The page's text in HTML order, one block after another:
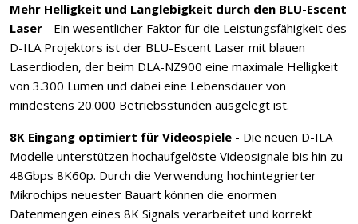
Mehr Helligkeit und Langlebigkeit durch den BLU-Escent
Laser - Ein wesentlicher Faktor für die Leistungsfähigkeit des
D-ILA Projektors ist der BLU-Escent Laser mit blauen
Laserdioden, der beim DLA-NZ900 eine maximale Helligkeit
von 3.300 Lumen und dabei eine Lebensdauer von
mindestens 20.000 Betriebsstunden ausgelegt ist.
8K Eingang optimiert für Videospiele - Die neuen D-ILA
Modelle unterstützen hochaufgelöste Videosignale bis hin zu
48Gbps 8K60p. Durch die Verwendung hochintegrierter
Mikrochips neuester Bauart können die enormen
Datenmengen eines 8K Signals verarbeitet und korrekt